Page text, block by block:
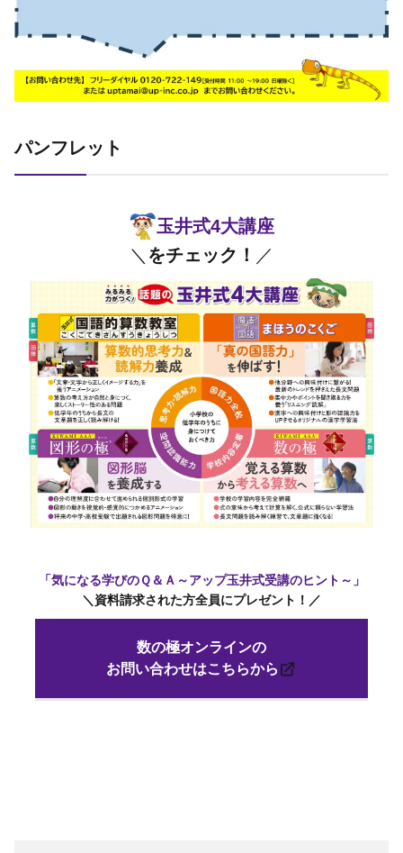
パンフレット
玉井式4大講座
＼ をチェック！ ／
「気になる学びのＱ＆Ａ～アップ玉井式受講のヒント～」
＼資料請求された方全員にプレゼント ！ ／
数の極オンラインの
お問い合わせはこちらから